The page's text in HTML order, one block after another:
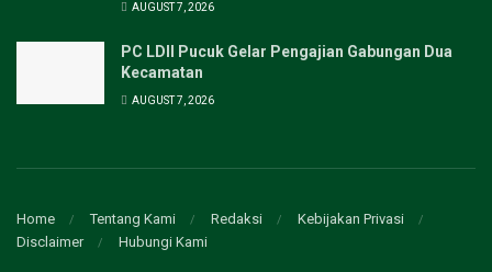
AUGUST 7, 2026
PC LDII Pucuk Gelar Pengajian Gabungan Dua
Kecamatan
AUGUST 7, 2026
Home Tentang Kami Redaksi
Kebijakan Privasi
Disclaimer
Hubungi Kami